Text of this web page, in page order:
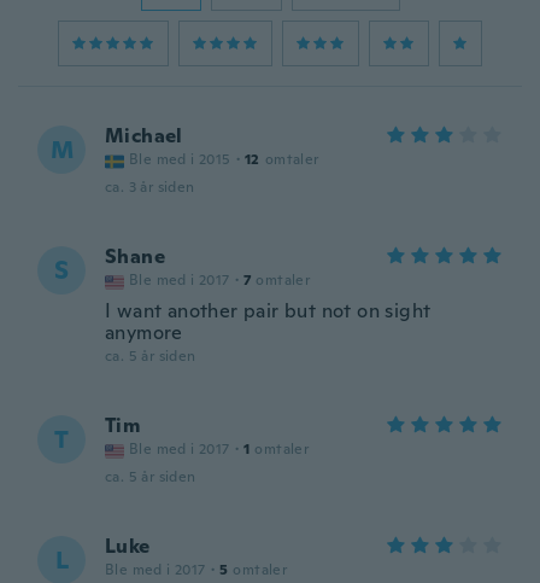
M Michael
Ble med i 2015 · 12 omtaler
ca. 3 år siden
S Shane
Ble med i 2017 · 7 omtaler
I want another pair but not on sight
anymore
ca. 5 år siden
T Tim
Ble med i 2017 · 1 omtaler
ca. 5 år siden
L Luke
Ble med i 2017 · 5 omtaler